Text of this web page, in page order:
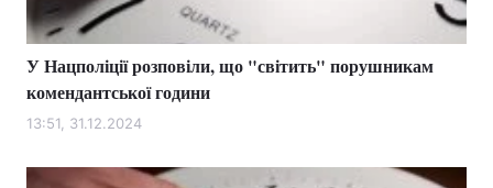
У Нацполіції розповіли, що "світить" порушникам
комендантської години
13:51, 31.12.2024